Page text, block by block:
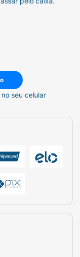
seu celular